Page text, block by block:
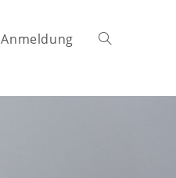
Anmeldung Website-
Suche